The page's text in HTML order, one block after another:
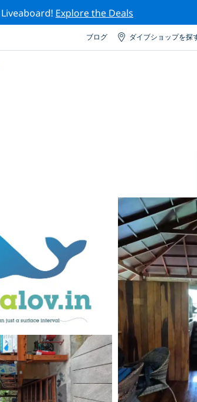
Explore the Deals
ブログ ダイブショップを探